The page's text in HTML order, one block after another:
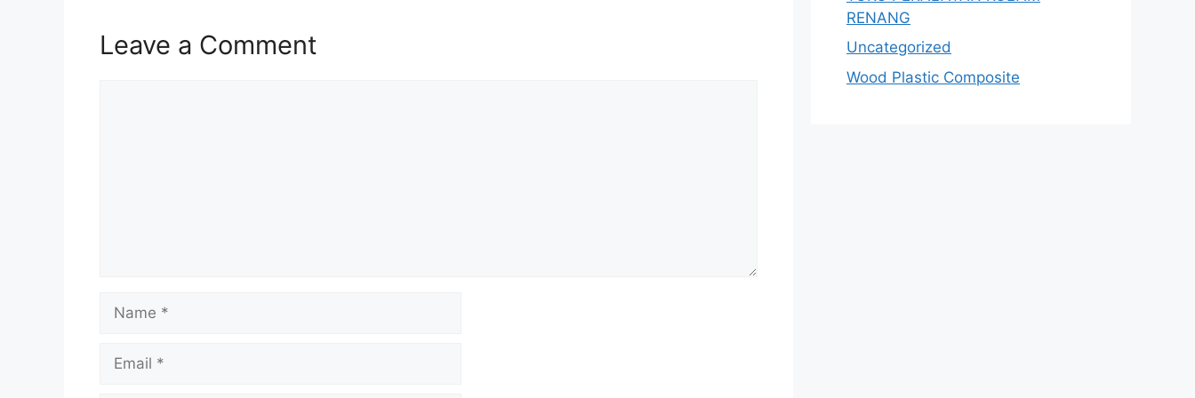
Leave a Comment
Name
Email
RENANG
Uncategorized
Wood Plastic Composite